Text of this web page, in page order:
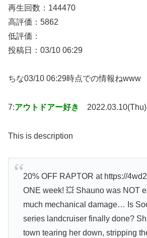
再生回数：144470
高評価：5862
低評価：
投稿日：03/10 06:29
ちな03/10 06:29時点での情報ねwww
7:アウトドアー好き 2022.03.10(Thu)
This is description
20% OFF RAPTOR at https://
ONE week! 💥 Shauno was NOT
much mechanical damage… Is
series landcruiser finally done?
town tearing her down, stripping